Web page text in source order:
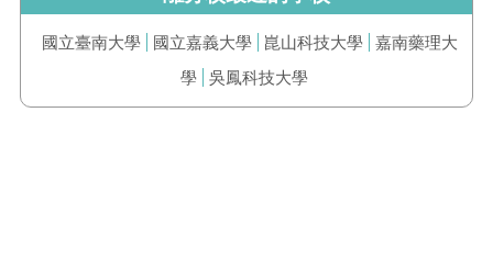
國立臺南大學 國立嘉義大學 崑山科技大學
嘉南藥理大
學
吳鳳科技大學